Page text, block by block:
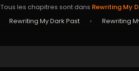
Tous les chapitres sont dans Rewriting My
Rewriting My Dark Past › Rewriting